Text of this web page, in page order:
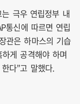
극우 연립정부 내
통신에 따르면 연립
관은 하마스의 기습
게 공격해야 하며
다”고 말했다.